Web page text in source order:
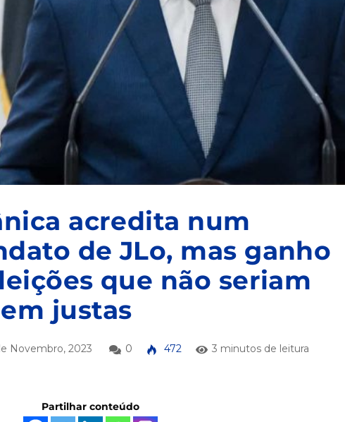
acredita num
de JLo, mas ganho
que não seriam
justas
Novembro, 2023 0 472 3 minutos de leitura
Partilhar conteúdo